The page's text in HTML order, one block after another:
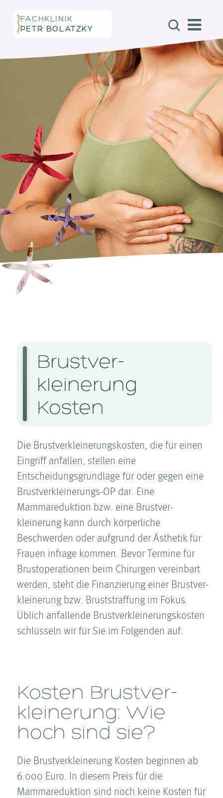
FACHKLINIK
PETR BOLATZKY
Brust­ver­
kleinerung
Kosten­
Die Brust­ver­kleinerungskosten, die für einen
Eingriff anfallen, stellen eine
Entscheidungsgrundlage für oder gegen eine
Brust­ver­kleinerungs-OP dar. Eine
Mammareduktion bzw. eine Brust­ver­
kleinerung kann durch körperliche
Beschwerden oder aufgrund der Ästhetik für
Frauen infrage kommen. Bevor Termine für
Brustoperationen beim Chirurgen vereinbart
werden, steht die Finanzierung einer Brust­ver­
kleinerung bzw. Brust­straffung im Fokus.
Üblich anfallende Brust­ver­kleinerungskosten
schlüsseln wir für Sie im Folgenden auf.
Kosten­ Brust­ver­
kleinerung: Wie
hoch sind sie?
Die Brust­ver­kleinerung Kosten­ beginnen ab
6.000 Euro. In diesem Preis für die
Mammareduktion sind noch keine Kosten­ für